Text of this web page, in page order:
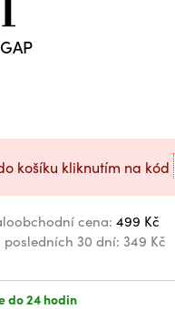
košíku kliknutím na kód
cena: 499 Kč
posledních 30 dní: 349 Kč
do 24 hodin